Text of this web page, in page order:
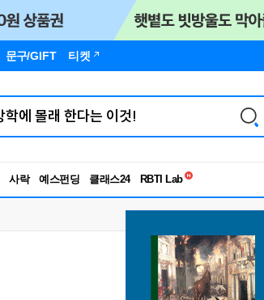
문구/GIFT 티켓
사락 예스펀딩 클래스24
독서유형검사